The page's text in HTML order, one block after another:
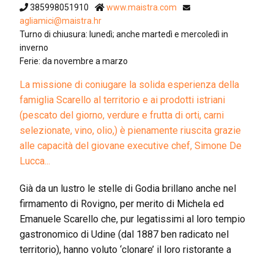
385998051910
www.maistra.com
agliamici@maistra.hr
Turno di chiusura: lunedì; anche martedì e mercoledì in
inverno
Ferie: da novembre a marzo
La missione di coniugare la solida esperienza della
famiglia Scarello al territorio e ai prodotti istriani
(pescato del giorno, verdure e frutta di orti, carni
selezionate, vino, olio,) è pienamente riuscita grazie
alle capacità del giovane executive chef, Simone De
Lucca...
Già da un lustro le stelle di Godia brillano anche nel
firmamento di Rovigno, per merito di Michela ed
Emanuele Scarello che, pur legatissimi al loro tempio
gastronomico di Udine (dal 1887 ben radicato nel
territorio), hanno voluto ‘clonare’ il loro ristorante a